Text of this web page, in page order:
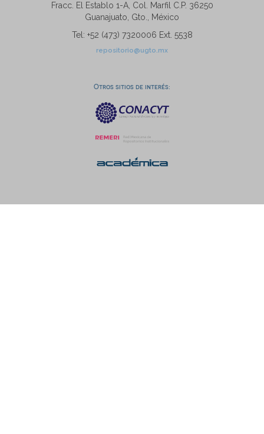
Fracc. El Establo 1-A, Col. Marfil C.P. 36250
Guanajuato, Gto., México
Tel: +52 (473) 7320006 Ext. 5538
repositorio@ugto.mx
Otros sitios de interés: